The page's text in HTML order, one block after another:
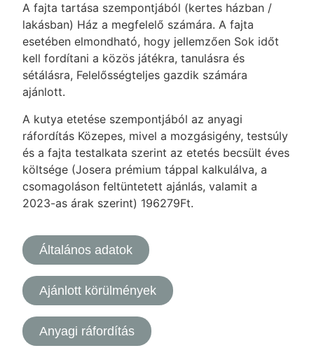
A fajta tartása szempontjából (kertes házban /
lakásban) Ház a megfelelő számára. A fajta
esetében elmondható, hogy jellemzően Sok időt
kell fordítani a közös játékra, tanulásra és
sétálásra, Felelősségteljes gazdik számára
ajánlott.
A kutya etetése szempontjából az anyagi
ráfordítás Közepes, mivel a mozgásigény, testsúly
és a fajta testalkata szerint az etetés becsült éves
költsége (Josera prémium táppal kalkulálva, a
csomagoláson feltüntetett ajánlás, valamit a
2023-as árak szerint) 196279Ft.
Általános adatok
Ajánlott körülmények
Anyagi ráfordítás